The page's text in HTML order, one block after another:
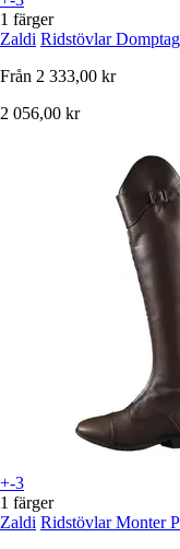
1 färger
Zaldi Ridstövlar
Från 2 333,00 kr
2 056,00 kr
+-3
1 färger
Zaldi Ridstövlar Monter